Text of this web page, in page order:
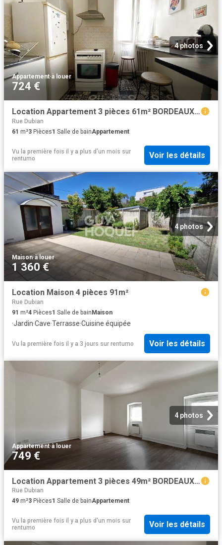
4 photos
Appartement·à louer
724 €
Location Appartement 3 pièces 61m² BORDEAUX 33000
Rue Dubian
61 m²3 Pièces1 Salle de bainAppartement
Vu la première fois il y a plus d'un mois sur
rentumo
Voir les détails
4 photos
Maison·à louer
1 360 €
Location Maison 4 pièces 91m²
Rue Dubian
91 m²4 Pièces1 Salle de bainMaison
·Jardin·Cave·Terrasse·Cuisine équipée
Vu la première fois il y a 3 jours sur rentumo Voir les détails
4 photos
Appartement·à louer
749 €
Location Appartement 3 pièces 49m² BORDEAUX 33000
Rue Dubian
49 m²3 Pièces1 Salle de bainAppartement
Vu la première fois il y a plus d'un mois sur
rentumo
Voir les détails